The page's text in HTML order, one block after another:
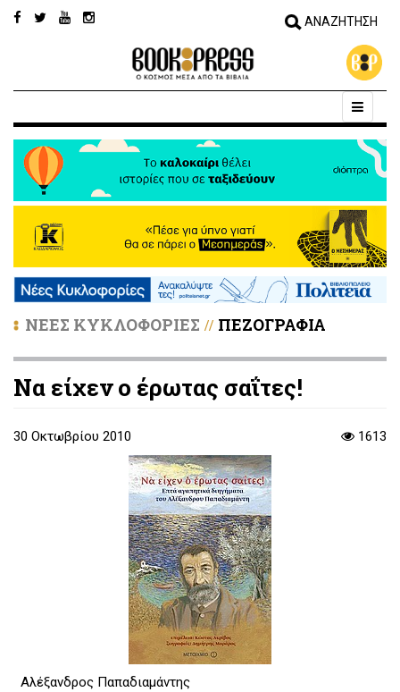
ΝΕΕΣ ΚΥΚΛΟΦΟΡΙΕΣ // ΠΕΖΟΓΡΑΦΙΑ
Να είχεν ο έρωτας σαΐτες!
30 Οκτωβρίου 2010 1613
Αλέξανδρος Παπαδιαμάντης